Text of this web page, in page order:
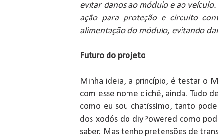
evitar danos ao módulo e ao
ação para proteção e circuito
alimentação do módulo, evitando
Futuro do projeto
Minha ideia, a princípio, é testar o
com esse nome clichê, ainda. Tudo
como eu sou chatíssimo, tanto
dos xodós do diyPowered como
saber. Mas tenho pretensões de